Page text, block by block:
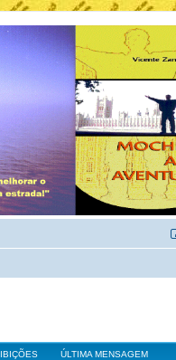
ÚLTIMA MENSAGEM